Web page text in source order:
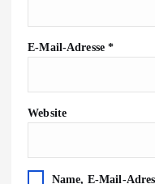
E-Mail-Adresse*
Website
Name, E-Mail-